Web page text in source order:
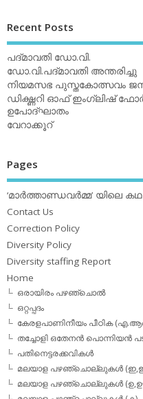
Recent Posts
പദ്മാവതി ഡോ.വി.
ഡോ.വി.പദ്മാവതി അന്തരിച്ചു
നിയമസഭ പുസ്തകോത്സവം
ഡിക്ഷ്ണറി ഓഫ് ഇംഗ്ലിഷ്
ഉപോദ്ഘാതം
വേറാക്കൂറ്
Pages
‘മാര്‍ത്താണ്ഡവര്‍മ്മ’ യിലെ
Contact Us
Correction Policy
Diversity Policy
Diversity staffing Report
Home
ഒരായിരം പഴഞ്ചൊല്‍
ഒറ്റപ്പദം
കേരളപാണിനീയം പീഠിക
തച്ചോളി ഒതേനൻ പൊന്നിയൻ
പതിനെട്ടരക്കവികള്‍
മലയാള പഴഞ്ചൊല്ലുകള്‍
മലയാള പഴഞ്ചൊല്ലുകള്‍